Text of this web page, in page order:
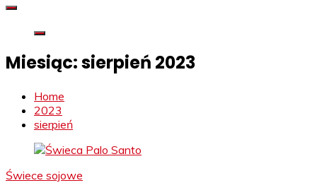
Miesiąc:sierpień 2023
Home
2023
sierpień
Świece sojowe